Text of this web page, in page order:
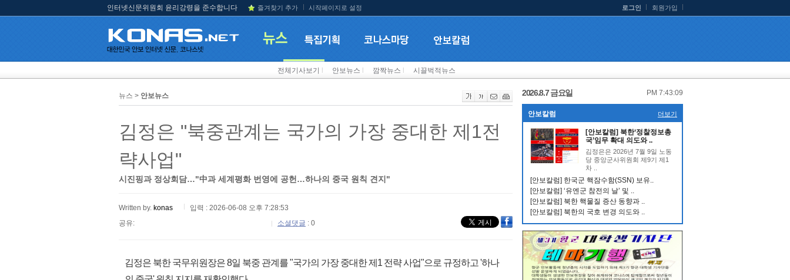
인터넷신문위원회 윤리강령을 준수합니다 즐겨찾기 추가 시작페이지로 설정 로그인 회원가입
전체기사보기 안보뉴스 깜짝뉴스 시끌벅적뉴스
뉴스 > 안보뉴스
김정은 "북중관계는 국가의 가장 중대한 제1전
략사업"
시진핑과 정상회담…"中과 세계평화 번영에 공헌…하나의 중국 원칙 견지"
Written by. konas
입력 : 2026-06-08 오후 7:28:53
공유:
소셜댓글 : 0
김정은 북한 국무위원장은 8일 북중 관계를 "국가의 가장 중대한 제1 전략 사업"으로 규정하고 '하나
2026.8.7 금요일 PM 7:43:09
안보칼럼 더보기
[안보칼럼] 북한‘정찰정보총
국’임무 확대 의도와 ..
김정은은 2026년 7월 9일 노동
당 중앙군사위원회 제9기 제1
차 ..
[안보칼럼] 한국군 핵잠수함(SSN) 보유..
[안보칼럼] ‘유엔군 참전의 날’ 및 ..
[안보칼럼] 북한 핵물질 증산 동향과 ..
[안보칼럼] 북한의 국호 변경 의도와 ..